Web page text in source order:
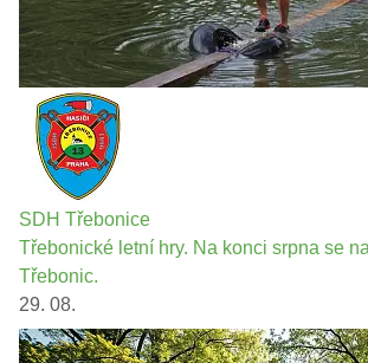
SDH Třebonice
Třebonické letní hry. Na konci srpna se
Třebonic.
29. 08.